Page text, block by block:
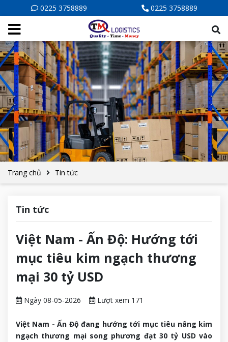
0225 3758889 0225 3758889
Trang chủ Tin tức
Tin tức
Việt Nam - Ấn Độ: Hướng tới
mục tiêu kim ngạch thương
mại 30 tỷ USD
Ngày 08-05-2026 Lượt xem 171
Việt Nam - Ấn Độ đang hướng tới mục tiêu nâng kim
ngạch thương mại song phương đạt 30 tỷ USD vào